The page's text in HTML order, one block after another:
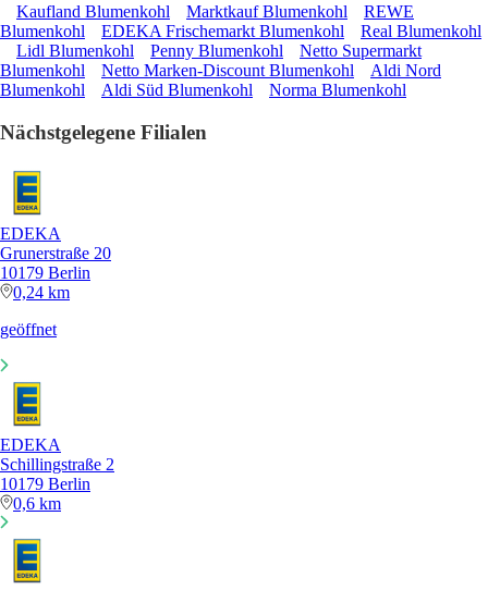
Kaufland Blumenkohl Marktkauf Blumenkohl
REWE
Blumenkohl
EDEKA Frischemarkt Blumenkohl
Real Blumenkohl
Lidl Blumenkohl
Penny Blumenkohl
Netto Supermarkt
Blumenkohl
Netto Marken-Discount Blumenkohl
Aldi Nord
Blumenkohl
Aldi Süd Blumenkohl Norma Blumenkohl
Nächstgelegene Filialen
EDEKA
Grunerstraße 20
10179 Berlin
0,24 km
geöffnet
EDEKA
Schillingstraße 2
10179 Berlin
0,6 km